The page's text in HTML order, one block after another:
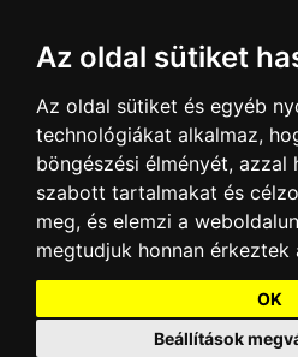
Az oldal sütiket
Az oldal sütiket és egyéb
technológiákat alkalmaz,
böngészési élményét, azzal
szabott tartalmakat és
meg, és elemzi a
megtudjuk honnan érkeztek
OK
Beállítások